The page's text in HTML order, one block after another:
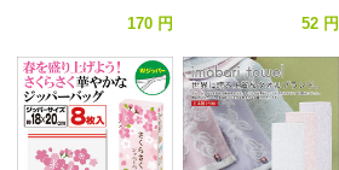
170 円 52 円